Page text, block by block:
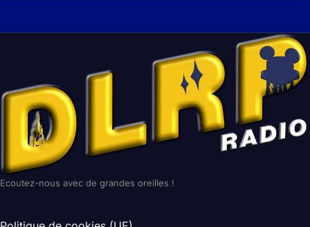
Ecoutez-nous avec de grandes oreilles !